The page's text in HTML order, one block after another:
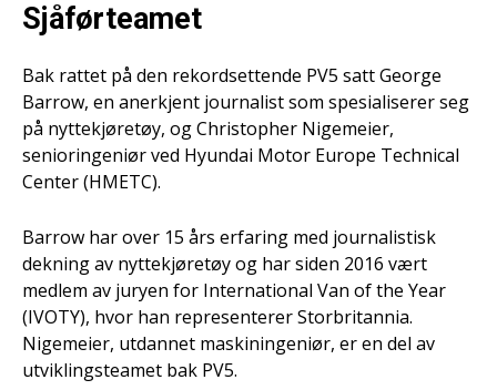
Sjåførteamet
Bak rattet på den rekordsettende PV5 satt George
Barrow, en anerkjent journalist som spesialiserer seg
på nyttekjøretøy, og Christopher Nigemeier,
senioringeniør ved Hyundai Motor Europe Technical
Center (HMETC).
Barrow har over 15 års erfaring med journalistisk
dekning av nyttekjøretøy og har siden 2016 vært
medlem av juryen for International Van of the Year
(IVOTY), hvor han representerer Storbritannia.
Nigemeier, utdannet maskiningeniør, er en del av
utviklingsteamet bak PV5.